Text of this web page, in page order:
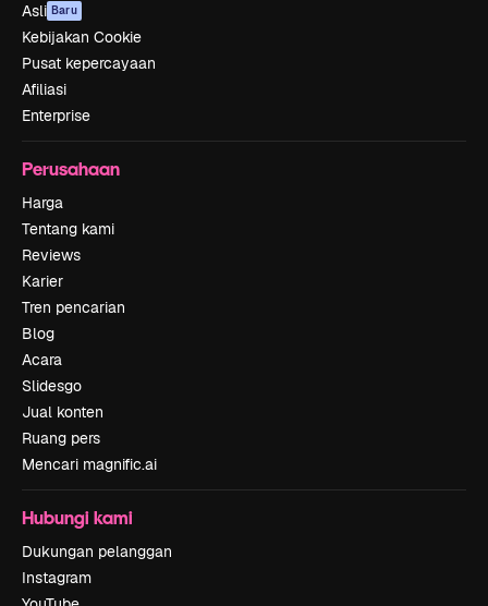
Asli Baru
Kebijakan Cookie
Pusat kepercayaan
Afiliasi
Enterprise
Perusahaan
Harga
Tentang kami
Reviews
Karier
Tren pencarian
Blog
Acara
Slidesgo
Jual konten
Ruang pers
Mencari magnific.ai
Hubungi kami
Dukungan pelanggan
Instagram